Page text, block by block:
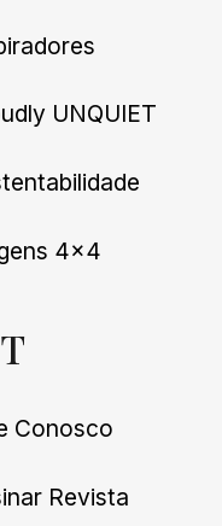
UNQUIET
4×4
Conosco
Revista